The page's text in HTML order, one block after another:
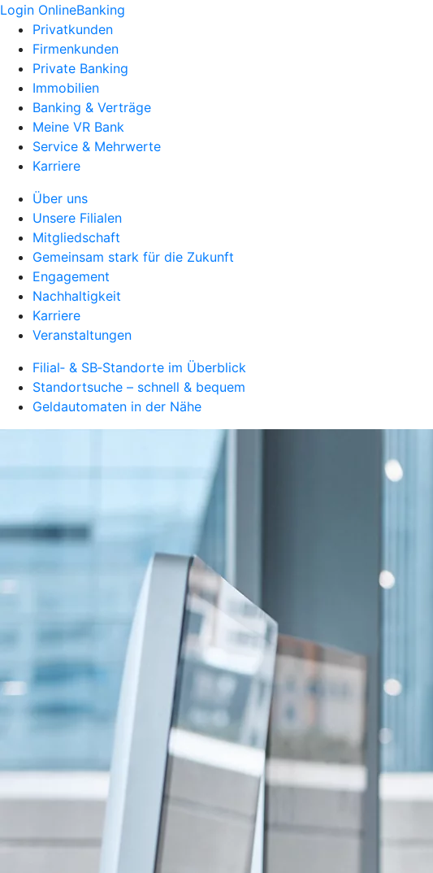
Login OnlineBanking
Privatkunden
Firmenkunden
Private Banking
Immobilien
Banking & Verträge
Meine VR Bank
Service & Mehrwerte
Karriere
Über uns
Unsere Filialen
Mitgliedschaft
Gemeinsam stark für die Zukunft
Engagement
Nachhaltigkeit
Karriere
Veranstaltungen
Filial‑ & SB‑Standorte im Überblick
Standortsuche – schnell & bequem
Geldautomaten in der Nähe